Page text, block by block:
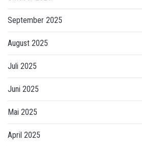
September 2025
August 2025
Juli 2025
Juni 2025
Mai 2025
April 2025